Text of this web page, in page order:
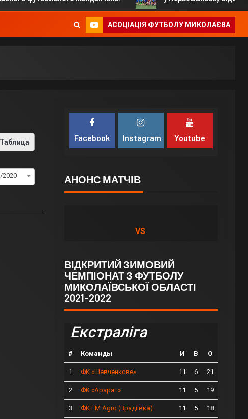
АСОЦІАЦІЯ ФУТБОЛУ МИКОЛАЄВА
Таблица
2020
Facebook Instagram Youtube
АНОНС МАТЧІВ
VS
ВІДКРИТИЙ ЗИМОВИЙ
ЧЕМПІОНАТ З ФУТБОЛУ
МИКОЛАЇВСЬКОЇ ОБЛАСТІ
2021-2022
Екстраліга
# Команды И В О
1 ФК «Шевченкове» 11 6 21
2 ФК «Арарат» 11 5 19
3 ФК FM Agro (Врадіївка) 11 5 18